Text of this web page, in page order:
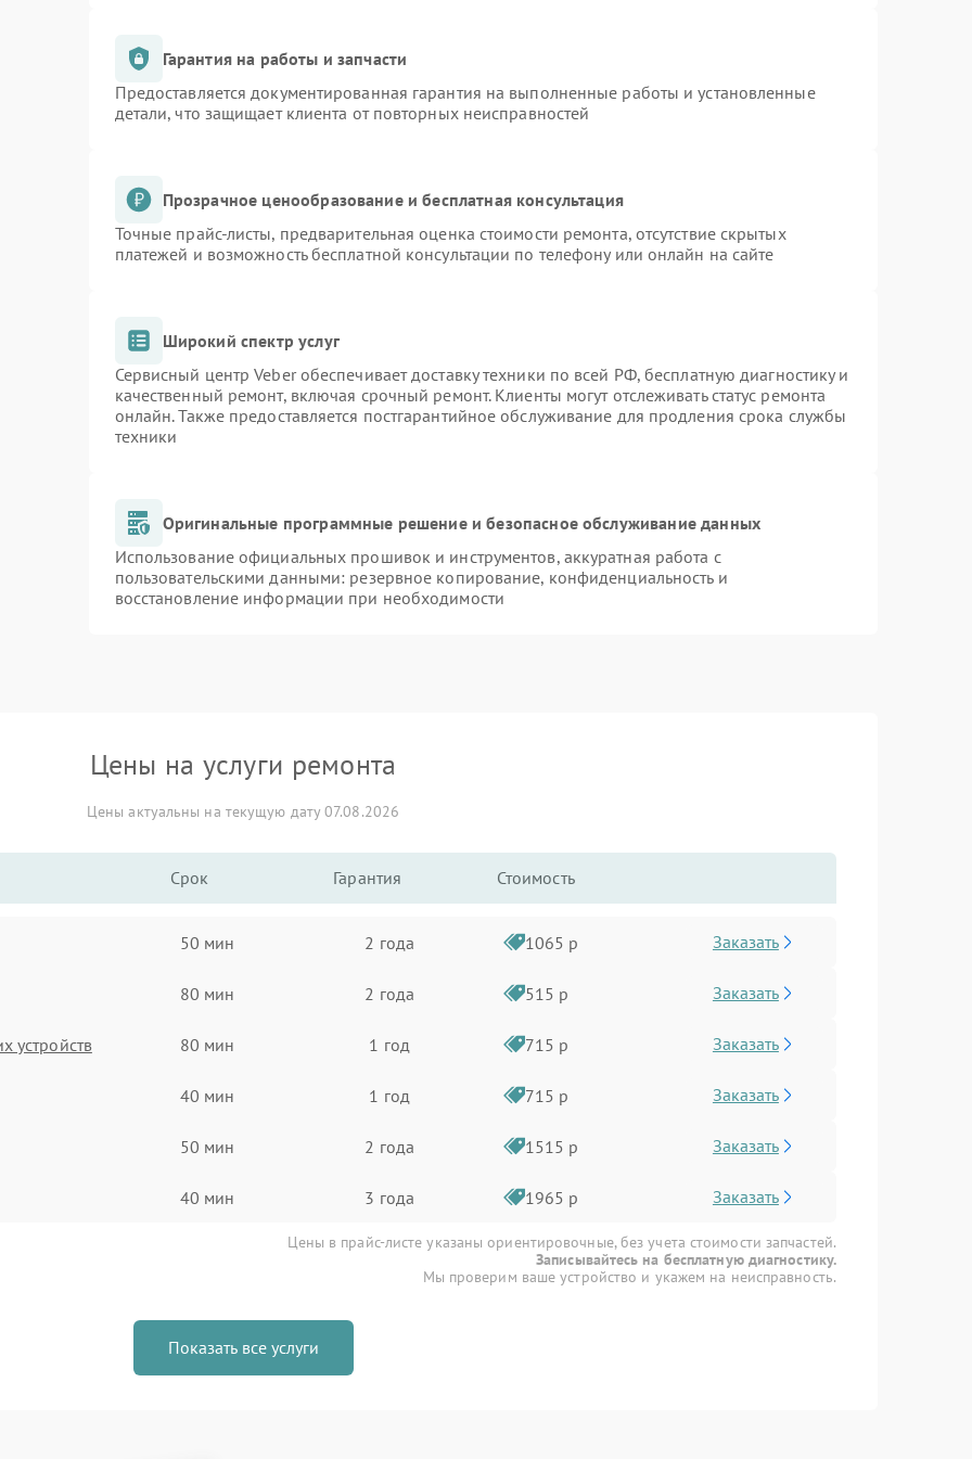
Гарантия на работы и запчасти
Предоставляется документированная гарантия на выполненные работы и установленные
детали, что защищает клиента от повторных неисправностей
Прозрачное ценообразование и бесплатная консультация
Точные прайс-листы, предварительная оценка стоимости ремонта, отсутствие скрытых
платежей и возможность бесплатной консультации по телефону или онлайн на сайте
Широкий спектр услуг
Сервисный центр Veber обеспечивает доставку техники по всей РФ, бесплатную диагностику и
качественный ремонт, включая срочный ремонт. Клиенты могут отслеживать статус ремонта
онлайн. Также предоставляется постгарантийное обслуживание для продления срока службы
техники
Оригинальные программные решение и безопасное обслуживание данных
Использование официальных прошивок и инструментов, аккуратная работа с
пользовательскими данными: резервное копирование, конфиденциальность и
восстановление информации при необходимости
Цены на услуги ремонта
Цены актуальны на текущую дату 07.08.2026
Срок Гарантия Стоимость
50 мин 2 года 1065 р Заказать
80 мин 2 года 515 р Заказать
устройств 80 мин 1 год 715 р Заказать
40 мин 1 год 715 р Заказать
50 мин 2 года 1515 р Заказать
40 мин 3 года 1965 р Заказать
Цены в прайс-листе указаны ориентировочные, без учета стоимости запчастей.
Записывайтесь на бесплатную диагностику.
Мы проверим ваше устройство и укажем на неисправность.
Показать все услуги